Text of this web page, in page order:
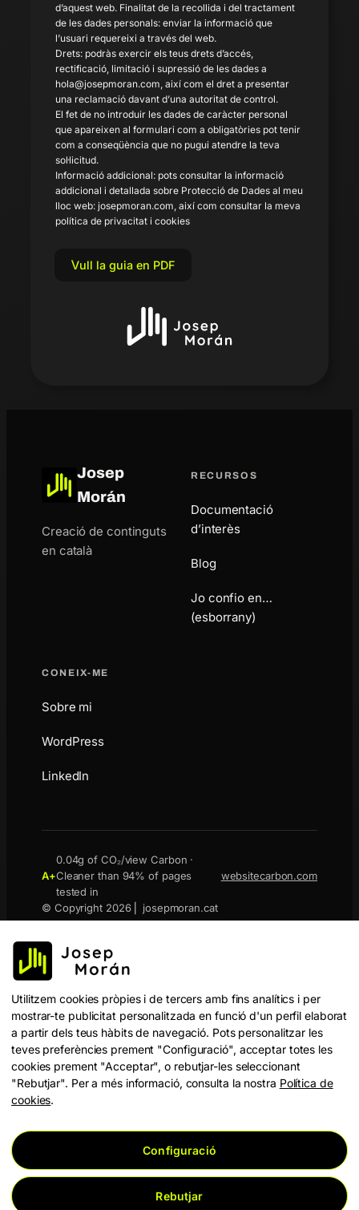
d’aquest web. Finalitat de la recollida i del tractament
de les dades personals: enviar la informació que
l’usuari requereixi a través del web.
Drets: podràs exercir els teus drets d’accés,
rectificació, limitació i supressió de les dades a
hola@josepmoran.com, així com el dret a presentar
una reclamació davant d’una autoritat de control.
El fet de no introduir les dades de caràcter personal
que apareixen al formulari com a obligatòries pot tenir
com a conseqüència que no pugui atendre la teva
sol·licitud.
Informació addicional: pots consultar la informació
addicional i detallada sobre Protecció de Dades al meu
lloc web: josepmoran.com, així com consultar la meva
política de privacitat i cookies
Vull la guia en PDF
Josep
Morán
Creació de continguts
en català
RECURSOS
Documentació
d’interès
Blog
Jo confio en…
(esborrany)
CONEIX-ME
Sobre mi
WordPress
LinkedIn
A+
0.04g of CO₂/view Carbon ·
Cleaner than 94% of pages
tested in
websitecarbon.com
© Copyright 2026 ⎜ josepmoran.cat
La marca WordPress® és propietat intel·lectual de la
WordPress Foundation, i les marques Woo® i
WooCommerce® són propietat intel·lectual de
WooCommerce, Inc. L’ús dels noms WordPress®, Woo® i
WooCommerce® en aquest lloc web té únicament finalitats
d’identificació i no implica cap patrocini, suport ni afiliació per
part de la WordPress Foundation ni de WooCommerce, Inc.
josepmoran.cat no està patrocinada, avalada ni afiliada de
cap manera amb la WordPress Foundation ni amb
WooCommerce, Inc.
Utilitzem cookies pròpies i de tercers amb fins analítics i per
mostrar-te publicitat personalitzada en funció d'un perfil elaborat
a partir dels teus hàbits de navegació. Pots personalitzar les
teves preferències prement "Configuració", acceptar totes les
cookies prement "Acceptar", o rebutjar-les seleccionant
"Rebutjar". Per a més informació, consulta la nostra Política de
cookies.
Configuració
Rebutjar
Avís Legal
Política de Privacitat